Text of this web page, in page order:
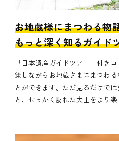
お地蔵様にまつわる物
もっと深く知るガイド
「日本遺産ガイドツアー」付き
策しながらお地蔵さまにまつわ
とができます。ただ見るだけで
ど、せっかく訪れた大山をより楽